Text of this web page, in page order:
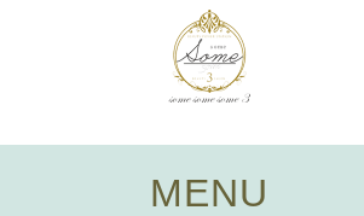
MENU